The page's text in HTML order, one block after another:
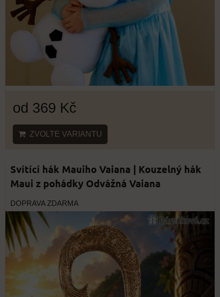
od 369 Kč
ZVOLTE VARIANTU
Svítící hák Mauiho Vaiana | Kouzelný hák
Maui z pohádky Odvážná Vaiana
DOPRAVA ZDARMA